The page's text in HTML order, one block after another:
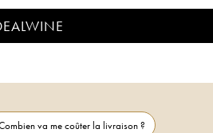
va me coûter la livraison ?